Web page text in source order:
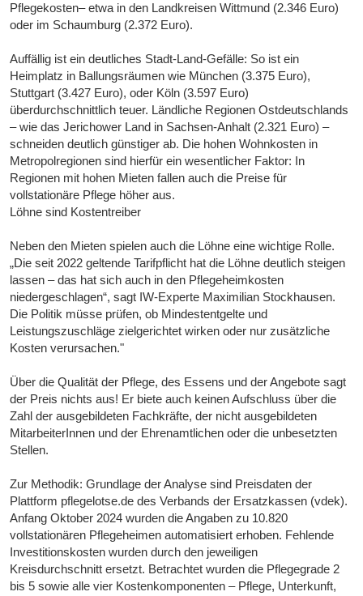
Pflegekosten– etwa in den Landkreisen Wittmund (2.346 Euro)
oder im Schaumburg (2.372 Euro).
Auffällig ist ein deutliches Stadt-Land-Gefälle: So ist ein
Heimplatz in Ballungsräumen wie München (3.375 Euro),
Stuttgart (3.427 Euro), oder Köln (3.597 Euro)
überdurchschnittlich teuer. Ländliche Regionen Ostdeutschlands
– wie das Jerichower Land in Sachsen-Anhalt (2.321 Euro) –
schneiden deutlich günstiger ab. Die hohen Wohnkosten in
Metropolregionen sind hierfür ein wesentlicher Faktor: In
Regionen mit hohen Mieten fallen auch die Preise für
vollstationäre Pflege höher aus.
Löhne sind Kostentreiber
Neben den Mieten spielen auch die Löhne eine wichtige Rolle.
„Die seit 2022 geltende Tarifpflicht hat die Löhne deutlich steigen
lassen – das hat sich auch in den Pflegeheimkosten
niedergeschlagen“, sagt IW-Experte Maximilian Stockhausen.
Die Politik müsse prüfen, ob Mindestentgelte und
Leistungszuschläge zielgerichtet wirken oder nur zusätzliche
Kosten verursachen."
Über die Qualität der Pflege, des Essens und der Angebote sagt
der Preis nichts aus! Er biete auch keinen Aufschluss über die
Zahl der ausgebildeten Fachkräfte, der nicht ausgebildeten
MitarbeiterInnen und der Ehrenamtlichen oder die unbesetzten
Stellen.
Zur Methodik: Grundlage der Analyse sind Preisdaten der
Plattform pflegelotse.de des Verbands der Ersatzkassen (vdek).
Anfang Oktober 2024 wurden die Angaben zu 10.820
vollstationären Pflegeheimen automatisiert erhoben. Fehlende
Investitionskosten wurden durch den jeweiligen
Kreisdurchschnitt ersetzt. Betrachtet wurden die Pflegegrade 2
bis 5 sowie alle vier Kostenkomponenten – Pflege, Unterkunft,